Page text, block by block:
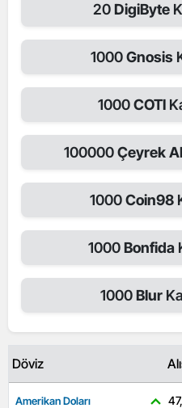
20DigiByte
1000Gnosis
1000COTI
100000Çeyrek
1000Coin98
1000Bonfida
1000Blur
Döviz
Amerikan Doları